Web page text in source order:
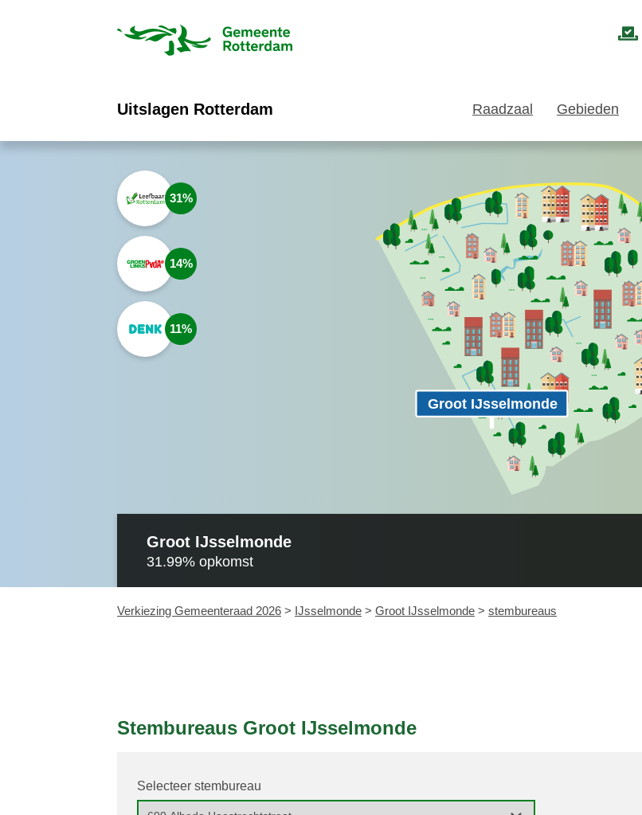
Uitslagen Rotterdam Raadzaal Gebieden
Groot IJsselmonde
31
14
11
Groot IJsselmonde
31.99% opkomst
Verkiezing Gemeenteraad 2026 > IJsselmonde > Groot IJsselmonde > stembureaus
Stembureaus Groot IJsselmonde
Selecteer stembureau